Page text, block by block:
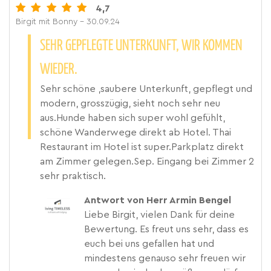
4,7
Birgit mit Bonny - 30.09.24
SEHR GEPFLEGTE UNTERKUNFT, WIR KOMMEN
WIEDER.
Sehr schöne ,saubere Unterkunft, gepflegt und
modern, grosszügig, sieht noch sehr neu
aus.Hunde haben sich super wohl gefühlt,
schöne Wanderwege direkt ab Hotel. Thai
Restaurant im Hotel ist super.Parkplatz direkt
am Zimmer gelegen.Sep. Eingang bei Zimmer 2
sehr praktisch.
Antwort von Herr Armin Bengel
Liebe Birgit, vielen Dank für deine
Bewertung. Es freut uns sehr, dass es
euch bei uns gefallen hat und
mindestens genauso sehr freuen wir